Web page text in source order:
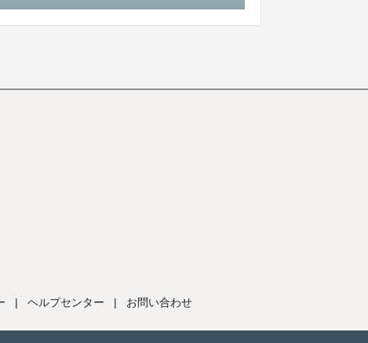
| ヘルプセンター | お問い合わせ